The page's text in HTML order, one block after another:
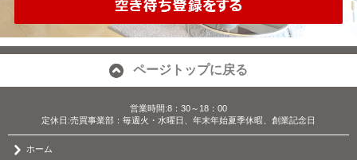
ページトップに戻る
営業時間:8：30～18：00
定休日:売買事業部：毎週火・水曜日、年末年始夏季休暇、創業記念日
ホーム